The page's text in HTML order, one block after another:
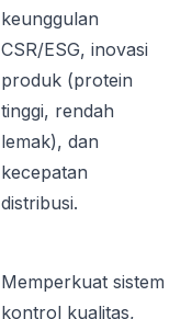
keunggulan
CSR/ESG, inovasi
produk (protein
tinggi, rendah
lemak), dan
kecepatan
distribusi.
Memperkuat sistem
kontrol kualitas,